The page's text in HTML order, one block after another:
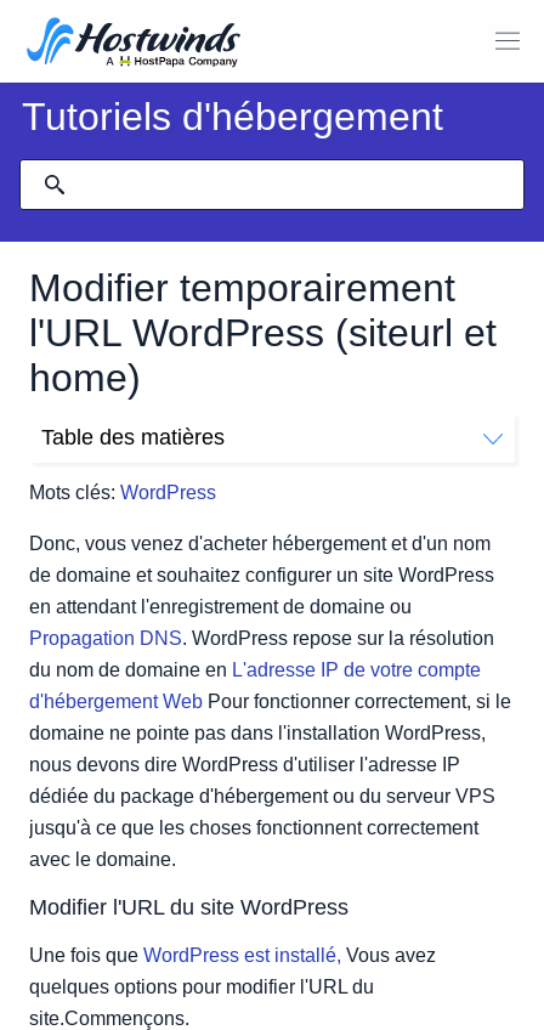
Tutoriels d'hébergement
Modifier temporairement
l'URL WordPress (siteurl et
home)
Mots clés: WordPress
Table des matières
Option 1: éditez wp-config.php
Option 2: modifier la base de données WordPress
Donc, vous venez d'acheter hébergement et d'un nom
de domaine et souhaitez configurer un site WordPress
en attendant l'enregistrement de domaine ou
Propagation DNS. WordPress repose sur la résolution
du nom de domaine en L'adresse IP de votre compte
d'hébergement Web Pour fonctionner correctement, si le
domaine ne pointe pas dans l'installation WordPress,
nous devons dire WordPress d'utiliser l'adresse IP
dédiée du package d'hébergement ou du serveur VPS
jusqu'à ce que les choses fonctionnent correctement
avec le domaine.
Modifier l'URL du site WordPress
Une fois que WordPress est installé, Vous avez
quelques options pour modifier l'URL du
site.Commençons.